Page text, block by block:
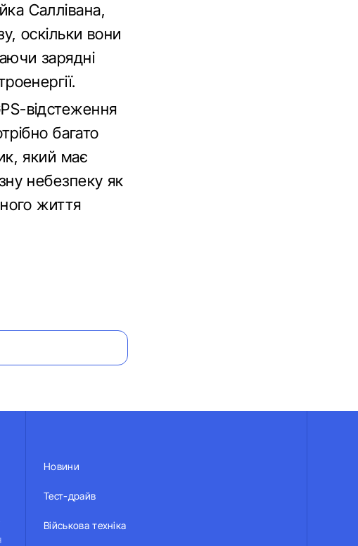
Саллівана,
оскільки вони
зарядні
відстеження
багато
який має
небезпеку як
життя
Новини
Тест-драйв
Військова техніка